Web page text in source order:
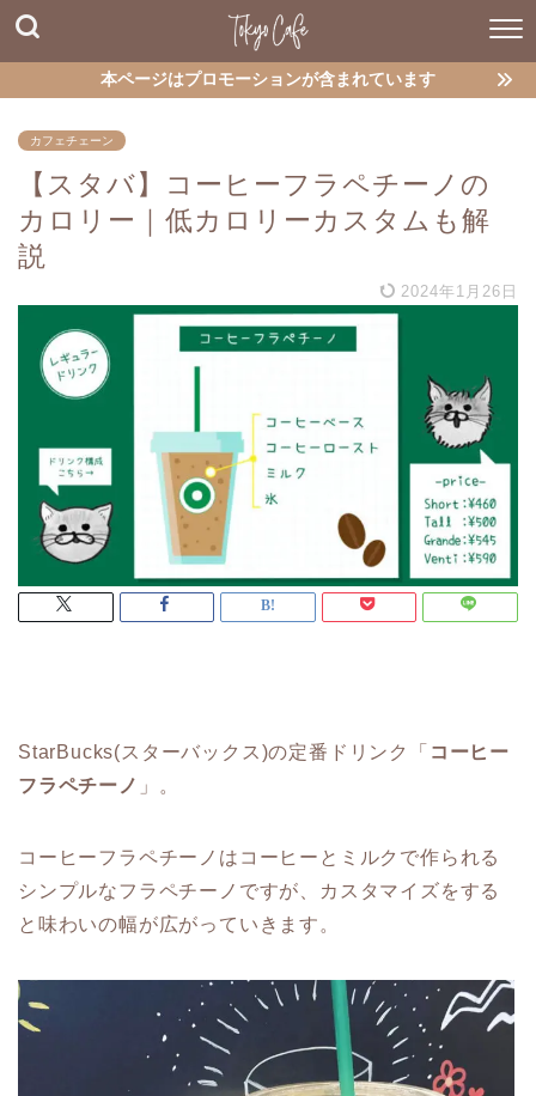
本ページはプロモーションが含まれています
カフェチェーン
【スタバ】コーヒーフラペチーノの
カロリー｜低カロリーカスタムも解
説
2024年1月26日
StarBucks(スターバックス)の定番ドリンク「 コーヒー
フラペチーノ 」。
コーヒーフラペチーノはコーヒーとミルクで作られる
シンプルなフラペチーノですが、カスタマイズをする
と味わいの幅が広がっていきます。